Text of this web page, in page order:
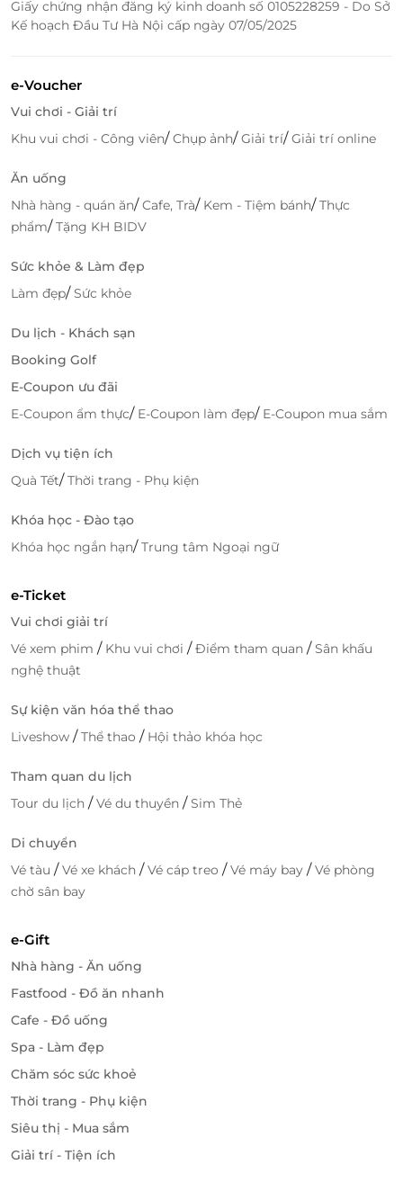
cần phải đi đâu xa. Việc mua thẻ quà tặng này qua
thẻ quà tặng ẩm thực hấp dẫn khác bạn nhé!
Giấy chứng nhận đăng ký kinh doanh số 0105228259 - Do Sở
Kế hoạch Đầu Tư Hà Nội cấp ngày 07/05/2025
e-Voucher
Vui chơi - Giải trí
Khu vui chơi - Công viên/Chụp ảnh/Giải trí/Giải trí online
Ăn uống
Nhà hàng - quán ăn/Cafe, Trà/ Kem - Tiệm bánh/Thực
phẩm/Tặng KH BIDV
Sức khỏe & Làm đẹp
Làm đẹp/Sức khỏe
Du lịch - Khách sạn
Booking Golf
E-Coupon ưu đãi
E-Coupon ẩm thực/ E-Coupon làm đẹp/ E-Coupon mua sắm
Dịch vụ tiện ích
Quà Tết/Thời trang - Phụ kiện
Khóa học - Đào tạo
Khóa học ngắn hạn/Trung tâm Ngoại ngữ
e-Ticket
Vui chơi giải trí
Vé xem phim / Khu vui chơi /Điểm tham quan /Sân khấu
nghệ thuật
Sự kiện văn hóa thể thao
Liveshow /Thể thao / Hội thảo khóa học
Tham quan du lịch
Tour du lịch /Vé du thuyền /Sim Thẻ
Di chuyển
Vé tàu /Vé xe khách /Vé cáp treo /Vé máy bay /Vé phòng
chờ sân bay
e-Gift
Nhà hàng - Ăn uống
Fastfood - Đồ ăn nhanh
Cafe - Đồ uống
Spa - Làm đẹp
Chăm sóc sức khoẻ
Thời trang - Phụ kiện
Siêu thị - Mua sắm
Giải trí - Tiện ích